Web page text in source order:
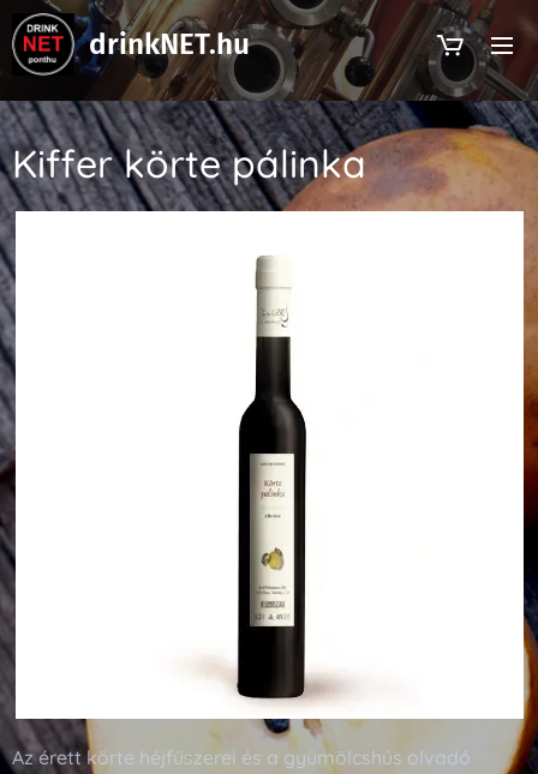
drinkNET.hu
Kiffer körte pálinka
Az érett körte héjfűszerei és a gyümölcshús olvadó